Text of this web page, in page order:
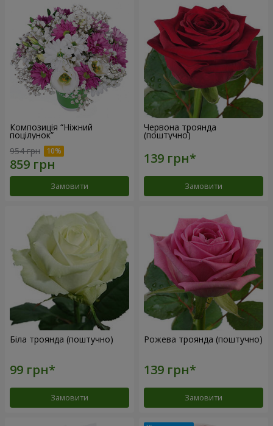
Композиція “Ніжний
поцілунок”
954 грн
Замовити
Червона троянда
(поштучно)
Замовити
Біла троянда (поштучно)
Замовити
Рожева троянда (поштучно)
Замовити